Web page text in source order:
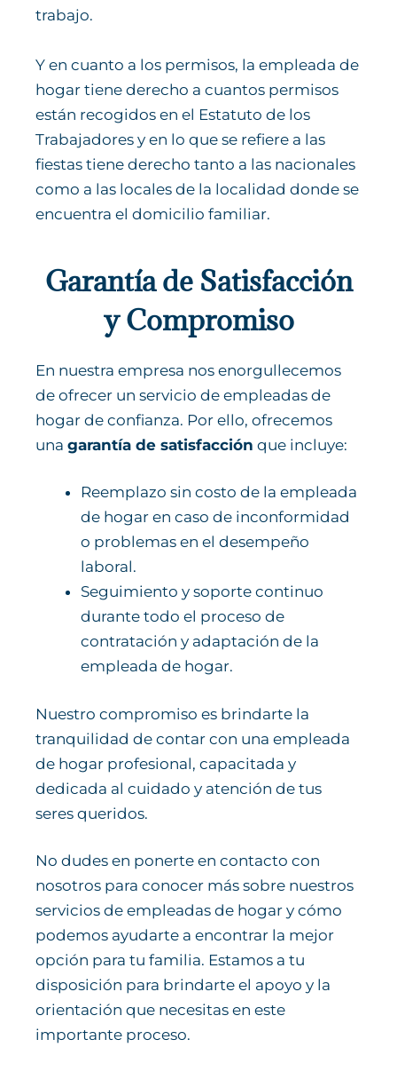
trabajo.
Y en cuanto a los permisos, la empleada de
hogar tiene derecho a cuantos permisos
están recogidos en el Estatuto de los
Trabajadores y en lo que se refiere a las
fiestas tiene derecho tanto a las nacionales
como a las locales de la localidad donde se
encuentra el domicilio familiar.
Garantía de Satisfacción
y Compromiso
En nuestra empresa nos enorgullecemos
de ofrecer un servicio de empleadas de
hogar de confianza. Por ello, ofrecemos
una garantía de satisfacción que incluye:
Reemplazo sin costo de la empleada
de hogar en caso de inconformidad
o problemas en el desempeño
laboral.
Seguimiento y soporte continuo
durante todo el proceso de
contratación y adaptación de la
empleada de hogar.
Nuestro compromiso es brindarte la
tranquilidad de contar con una empleada
de hogar profesional, capacitada y
dedicada al cuidado y atención de tus
seres queridos.
No dudes en ponerte en contacto con
nosotros para conocer más sobre nuestros
servicios de empleadas de hogar y cómo
podemos ayudarte a encontrar la mejor
opción para tu familia. Estamos a tu
disposición para brindarte el apoyo y la
orientación que necesitas en este
importante proceso.